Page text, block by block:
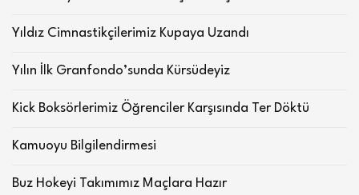
Yıldız Cimnastikçilerimiz Kupaya Uzandı
Yılın İlk Granfondo’sunda Kürsüdeyiz
Kick Boksörlerimiz Öğrenciler Karşısında Ter Döktü
Kamuoyu Bilgilendirmesi
Buz Hokeyi Takımımız Maçlara Hazır